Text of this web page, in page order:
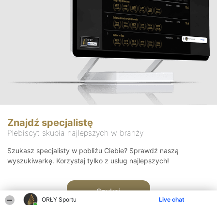
ORŁY Sportu Live chat
Znajdź specjalistę
Plebiscyt skupia najlepszych w branży
Szukasz specjalisty w pobliżu Ciebie? Sprawdź naszą
wyszukiwarkę. Korzystaj tylko z usług najlepszych!
Szukaj